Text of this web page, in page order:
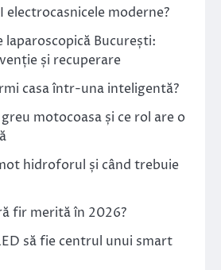
electrocasnicele moderne?
laparoscopică București:
și recuperare
casa într-una inteligentă?
motocoasa și ce rol are o
hidroforul și când trebuie
fir merită în 2026?
să fie centrul unui smart